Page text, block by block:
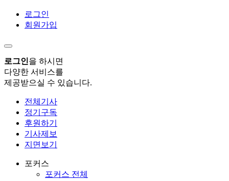
로그인
회원가입
로그인을 하시면
다양한 서비스를
제공받으실 수 있습니다.
전체기사
정기구독
후원하기
기사제보
지면보기
포커스
포커스 전체